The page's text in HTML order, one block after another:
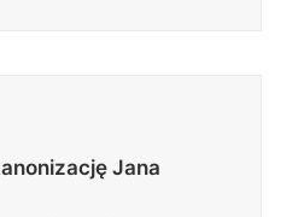
Jana